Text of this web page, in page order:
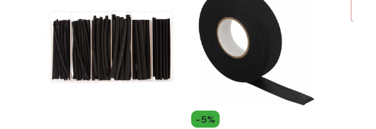
-5%